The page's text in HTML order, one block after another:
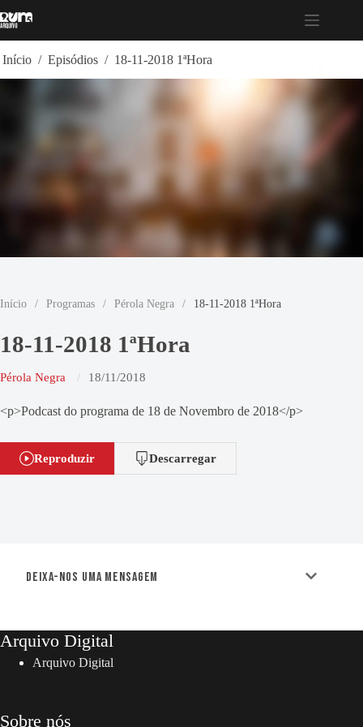
para
Início / Episódios / 18-11-2018 1ªHora
Início / Programas / Pérola Negra / 18-11-2018 1ªHora
18-11-2018 1ªHora
Pérola Negra 18/11/2018
<p>Podcast do programa de 18 de Novembro de 2018</p>
Reproduzir Descarregar
Deixa-nos uma mensagem
Arquivo Digital
Arquivo Digital
Sobre nós